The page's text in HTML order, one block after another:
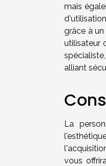
mais
grâce à
utilisateur
alliant
La
vous